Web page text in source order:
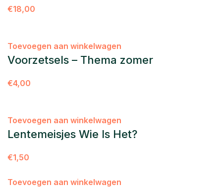
€18,00
Toevoegen aan winkelwagen
Voorzetsels – Thema zomer
€4,00
Toevoegen aan winkelwagen
Lentemeisjes Wie Is Het?
€1,50
Toevoegen aan winkelwagen